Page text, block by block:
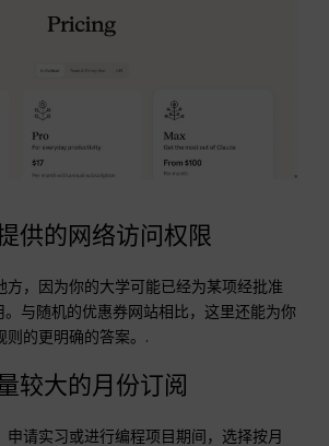
供的网络访问权限
方，因为你的大学可能已经为某项经批准
。与随机的优惠券网站相比，这里还能为你
则的更明确的答案。.
较大的月份订阅
申请实习或进行编程项目期间，选择按月